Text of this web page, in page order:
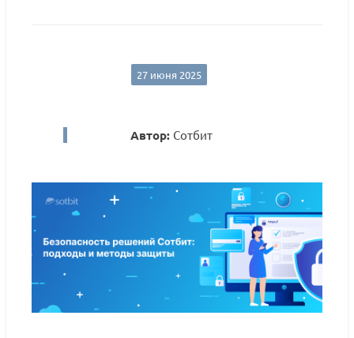
27 июня 2025
Автор: Сотбит